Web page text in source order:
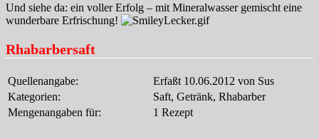
Und siehe da: ein voller Erfolg – mit Mineralwasser gemischt eine
wunderbare Erfrischung!
Rhabarbersaft
Quellenangabe:
Erfaßt 10.06.2012 von Sus
Kategorien:
Saft, Getränk, Rhabarber
Mengenangaben für:
1 Rezept